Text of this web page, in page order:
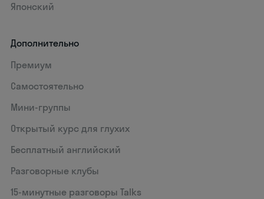
Японский
Дополнительно
Премиум
Самостоятельно
Мини-группы
Открытый курс для глухих
Бесплатный английский
Разговорные клубы
15‑минутные разговоры Talks